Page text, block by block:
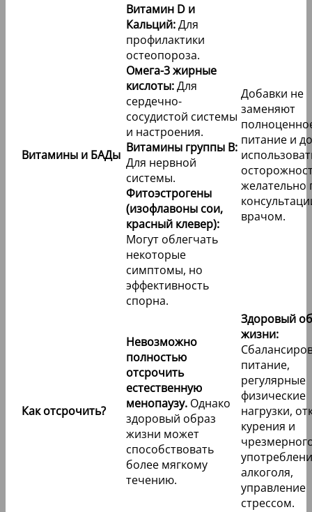
Витамины и БАДы
Витамин D и
Кальций:Для
профилактики
остеопороза.
Омега-3 жирные
кислоты:Для
сердечно-
сосудистой системы
и настроения.
Витамины группы В:
Для нервной
системы.
Фитоэстрогены
(изофлавоны сои,
красный клевер):
Могут облегчать
некоторые
симптомы, но
эффективность
спорна.
Добавки не
заменяют
питание и
желательно
врачом.
Как отсрочить?
Невозможно
полностью
отсрочить
естественную
менопаузу. Однако
здоровый образ
жизни может
способствовать
более мягкому
течению.
Здоровый
жизни:
питание,
регулярные
физические
нагрузки,
курения и
алкоголя,
управление
стрессом.